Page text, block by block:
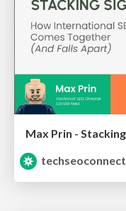
techseoconnect